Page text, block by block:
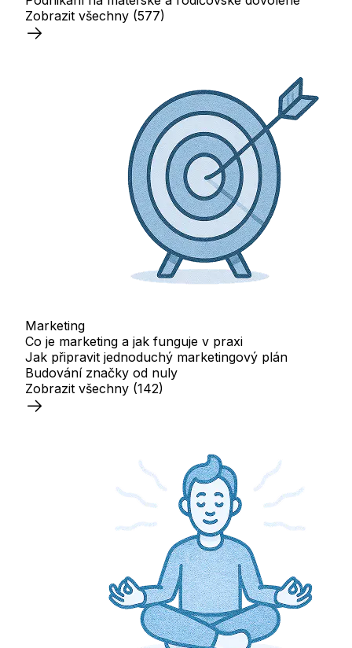
Zobrazit všechny (577)
Marketing
Co je marketing a jak funguje v praxi
Jak připravit jednoduchý marketingový plán
Budování značky od nuly
Zobrazit všechny (142)